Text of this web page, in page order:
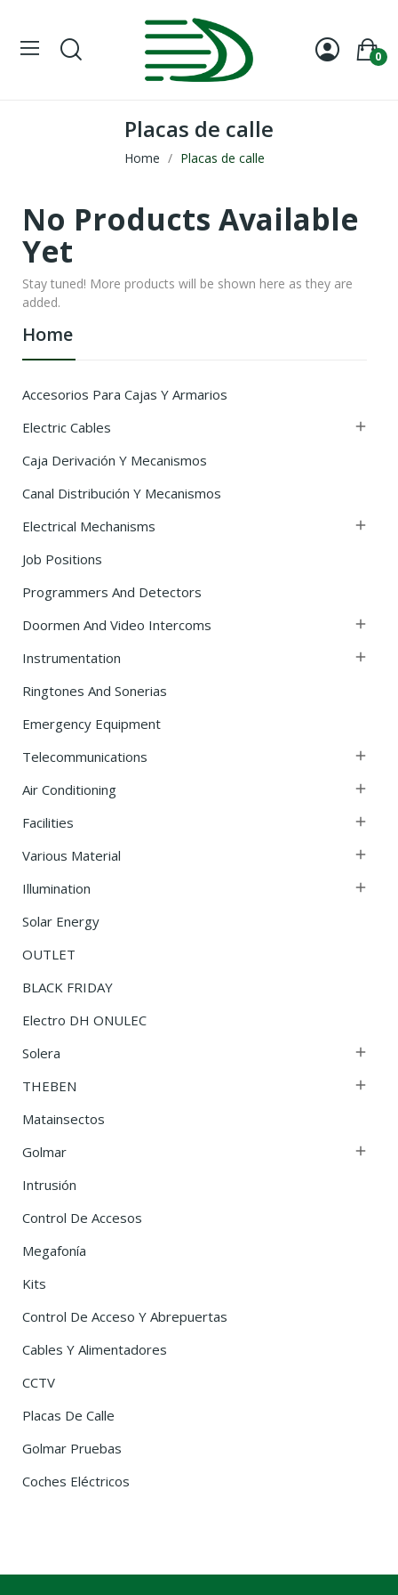
0
Placas de calle
Home Placas de calle
Home
Accesorios Para Cajas Y Armarios
Electric Cables

Caja Derivación Y Mecanismos
Canal Distribución Y Mecanismos
Electrical Mechanisms

Job Positions
Programmers And Detectors
Doormen And Video Intercoms

Instrumentation 
Ringtones And Sonerias
Emergency Equipment
Telecommunications

Air Conditioning 
Facilities 
Various Material 
Illumination 
Solar Energy
OUTLET
BLACK FRIDAY
Electro DH ONULEC
Solera

THEBEN 
Matainsectos
Golmar

Intrusión
Control De Accesos
Megafonía
Kits
Control De Acceso Y Abrepuertas
Cables Y Alimentadores
CCTV
Placas De Calle
Golmar Pruebas
Coches Eléctricos
No Products Available
Yet
Stay tuned! More products will be shown here as they are
added.